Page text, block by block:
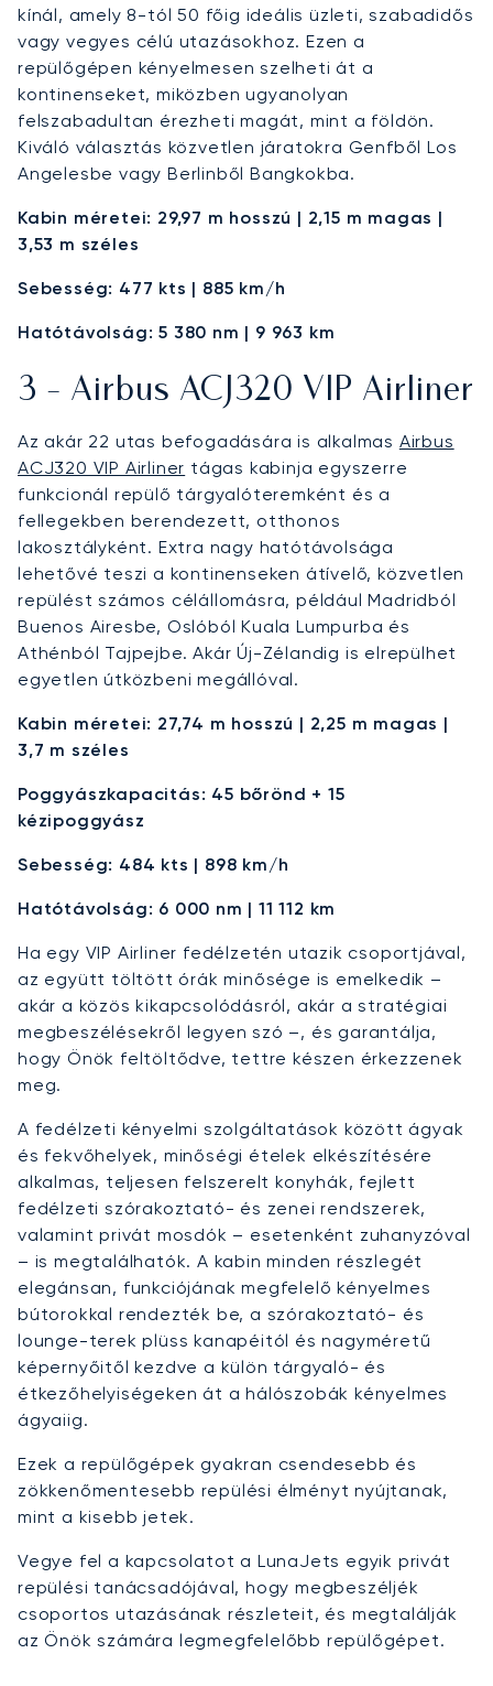
kínál, amely 8-tól 50 főig ideális üzleti, szabadidős
vagy vegyes célú utazásokhoz. Ezen a
repülőgépen kényelmesen szelheti át a
kontinenseket, miközben ugyanolyan
felszabadultan érezheti magát, mint a földön.
Kiváló választás közvetlen járatokra Genfből Los
Angelesbe vagy Berlinből Bangkokba.
Kabin méretei: 29,97 m hosszú | 2,15 m magas |
3,53 m széles
Sebesség: 477 kts | 885 km/h
Hatótávolság: 5 380 nm | 9 963 km
3 - Airbus ACJ320 VIP Airliner
Az akár 22 utas befogadására is alkalmas Airbus
ACJ320 VIP Airliner tágas kabinja egyszerre
funkcionál repülő tárgyalóteremként és a
fellegekben berendezett, otthonos
lakosztályként. Extra nagy hatótávolsága
lehetővé teszi a kontinenseken átívelő, közvetlen
repülést számos célállomásra, például Madridból
Buenos Airesbe, Oslóból Kuala Lumpurba és
Athénból Tajpejbe. Akár Új-Zélandig is elrepülhet
egyetlen útközbeni megállóval.
Kabin méretei: 27,74 m hosszú | 2,25 m magas |
3,7 m széles
Poggyászkapacitás: 45 bőrönd + 15
kézipoggyász
Sebesség: 484 kts | 898 km/h
Hatótávolság: 6 000 nm | 11 112 km
Ha egy VIP Airliner fedélzetén utazik csoportjával,
az együtt töltött órák minősége is emelkedik –
akár a közös kikapcsolódásról, akár a stratégiai
megbeszélésekről legyen szó –, és garantálja,
hogy Önök feltöltődve, tettre készen érkezzenek
meg.
A fedélzeti kényelmi szolgáltatások között ágyak
és fekvőhelyek, minőségi ételek elkészítésére
alkalmas, teljesen felszerelt konyhák, fejlett
fedélzeti szórakoztató- és zenei rendszerek,
valamint privát mosdók – esetenként zuhanyzóval
– is megtalálhatók. A kabin minden részlegét
elegánsan, funkciójának megfelelő kényelmes
bútorokkal rendezték be, a szórakoztató- és
lounge-terek plüss kanapéitól és nagyméretű
képernyőitől kezdve a külön tárgyaló- és
étkezőhelyiségeken át a hálószobák kényelmes
ágyaiig.
Ezek a repülőgépek gyakran csendesebb és
zökkenőmentesebb repülési élményt nyújtanak,
mint a kisebb jetek.
Vegye fel a kapcsolatot a LunaJets egyik privát
repülési tanácsadójával, hogy megbeszéljék
csoportos utazásának részleteit, és megtalálják
az Önök számára legmegfelelőbb repülőgépet.